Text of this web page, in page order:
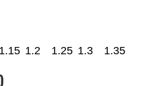
1.15 1.2 1.25 1.3 1.35